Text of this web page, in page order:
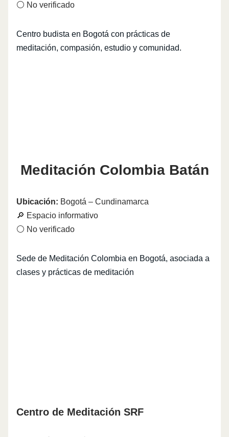
⚪ No verificado
Centro budista en Bogotá con prácticas de
meditación, compasión, estudio y comunidad.
Meditación Colombia Batán
Ubicación: Bogotá – Cundinamarca
🔎 Espacio informativo
⚪ No verificado
Sede de Meditación Colombia en Bogotá, asociada a
clases y prácticas de meditación
Centro de Meditación SRF